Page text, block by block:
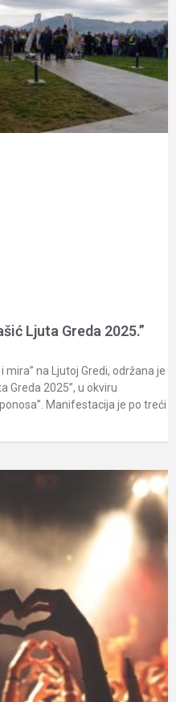
Ljuta Greda 2025.”
na Ljutoj Gredi, održana je
Greda 2025”, u okviru
Manifestacija je po treći